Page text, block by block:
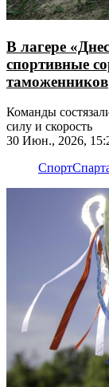
В лагере
спортивные
таможенников
Команды
силу и скорость
30 Июн., 2026,
Спорт